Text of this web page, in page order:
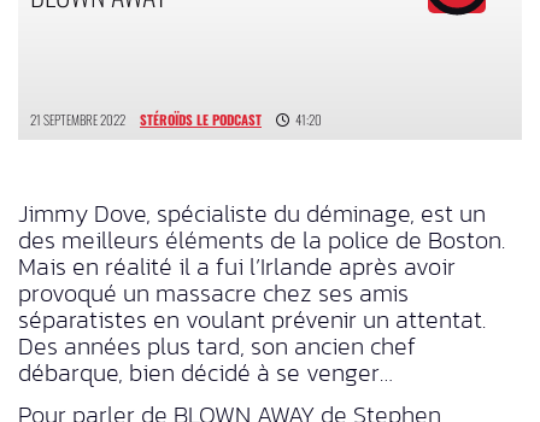
21 SEPTEMBRE 2022 STÉROÏDS LE PODCAST 41:20
Jimmy Dove, spécialiste du déminage, est un
des meilleurs éléments de la police de Boston.
Mais en réalité il a fui l’Irlande après avoir
provoqué un massacre chez ses amis
séparatistes en voulant prévenir un attentat.
Des années plus tard, son ancien chef
débarque, bien décidé à se venger…